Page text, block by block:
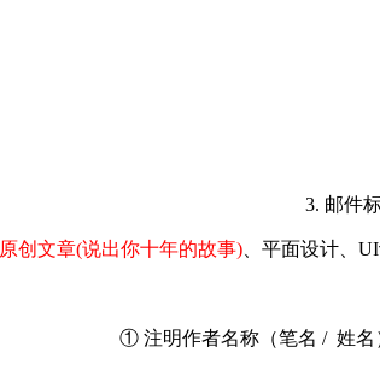
3. 邮件
原创文章(说出你十年的故事)、 平面设计、
① 注明作者名称（笔名 / 姓名